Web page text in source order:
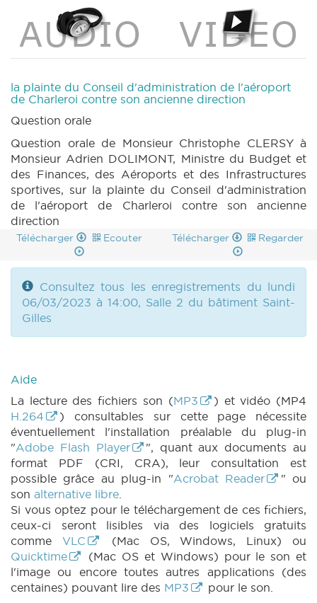
la plainte du Conseil d'administration de l'aéroport
de Charleroi contre son ancienne direction
Question orale
Question orale de Monsieur Christophe CLERSY à
Monsieur Adrien DOLIMONT, Ministre du Budget et
des Finances, des Aéroports et des Infrastructures
sportives, sur la plainte du Conseil d'administration
de l'aéroport de Charleroi contre son ancienne
direction
Télécharger Ecouter Télécharger Regarder
Consultez tous les enregistrements du lundi
06/03/2023 à 14:00, Salle 2 du bâtiment Saint-
Gilles
Aide
La lecture des fichiers son (MP3
) et vidéo (MP4
H.264
) consultables sur cette page nécessite
éventuellement l'installation préalable du plug-in
"Adobe Flash Player
", quant aux documents au
format PDF (CRI, CRA), leur consultation est
possible grâce au plug-in "Acrobat Reader
" ou
son alternative libre.
Si vous optez pour le téléchargement de ces fichiers,
ceux-ci seront lisibles via des logiciels gratuits
comme VLC
(Mac OS, Windows, Linux) ou
Quicktime
(Mac OS et Windows) pour le son et
l'image ou encore toutes autres applications (des
centaines) pouvant lire des MP3 pour le son.